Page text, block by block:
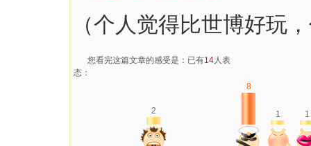
（个人觉得比世博好玩
您看完这篇文章的感受是：已有14人表
态：
2
8
1 1